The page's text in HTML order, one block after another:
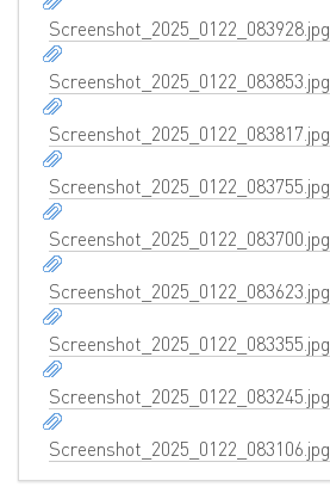
Screenshot_2025_0122_083928.jpg
Screenshot_2025_0122_083853.jpg
Screenshot_2025_0122_083817.jpg
Screenshot_2025_0122_083755.jpg
Screenshot_2025_0122_083700.jpg
Screenshot_2025_0122_083623.jpg
Screenshot_2025_0122_083355.jpg
Screenshot_2025_0122_083245.jpg
Screenshot_2025_0122_083106.jpg